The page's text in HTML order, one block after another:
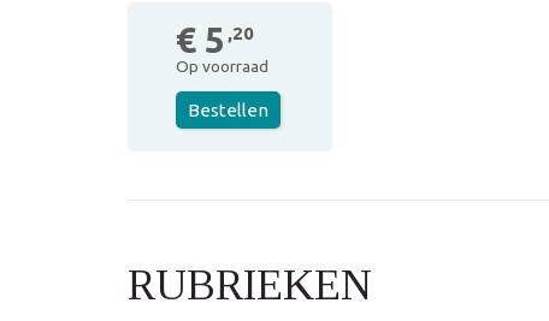
€ 5 ,20
Op voorraad
Bestellen
RUBRIEKEN